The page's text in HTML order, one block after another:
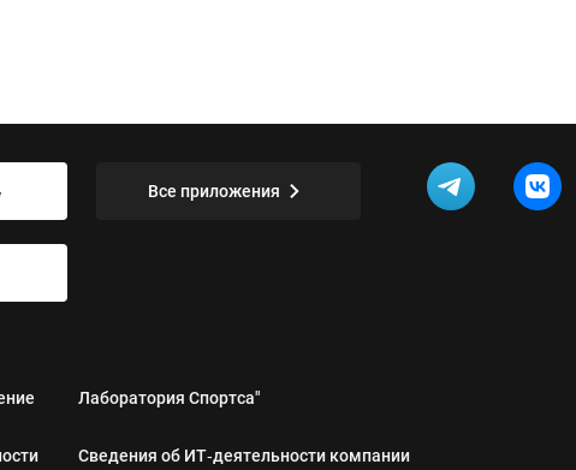
Все приложения
Лаборатория Спортса"
Сведения об ИТ‑деятельности компании